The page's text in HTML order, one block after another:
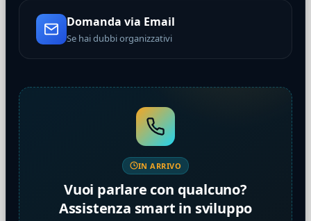
Domanda via Email
Se hai dubbi organizzativi
IN ARRIVO
Vuoi parlare con qualcuno?
Assistenza smart in sviluppo